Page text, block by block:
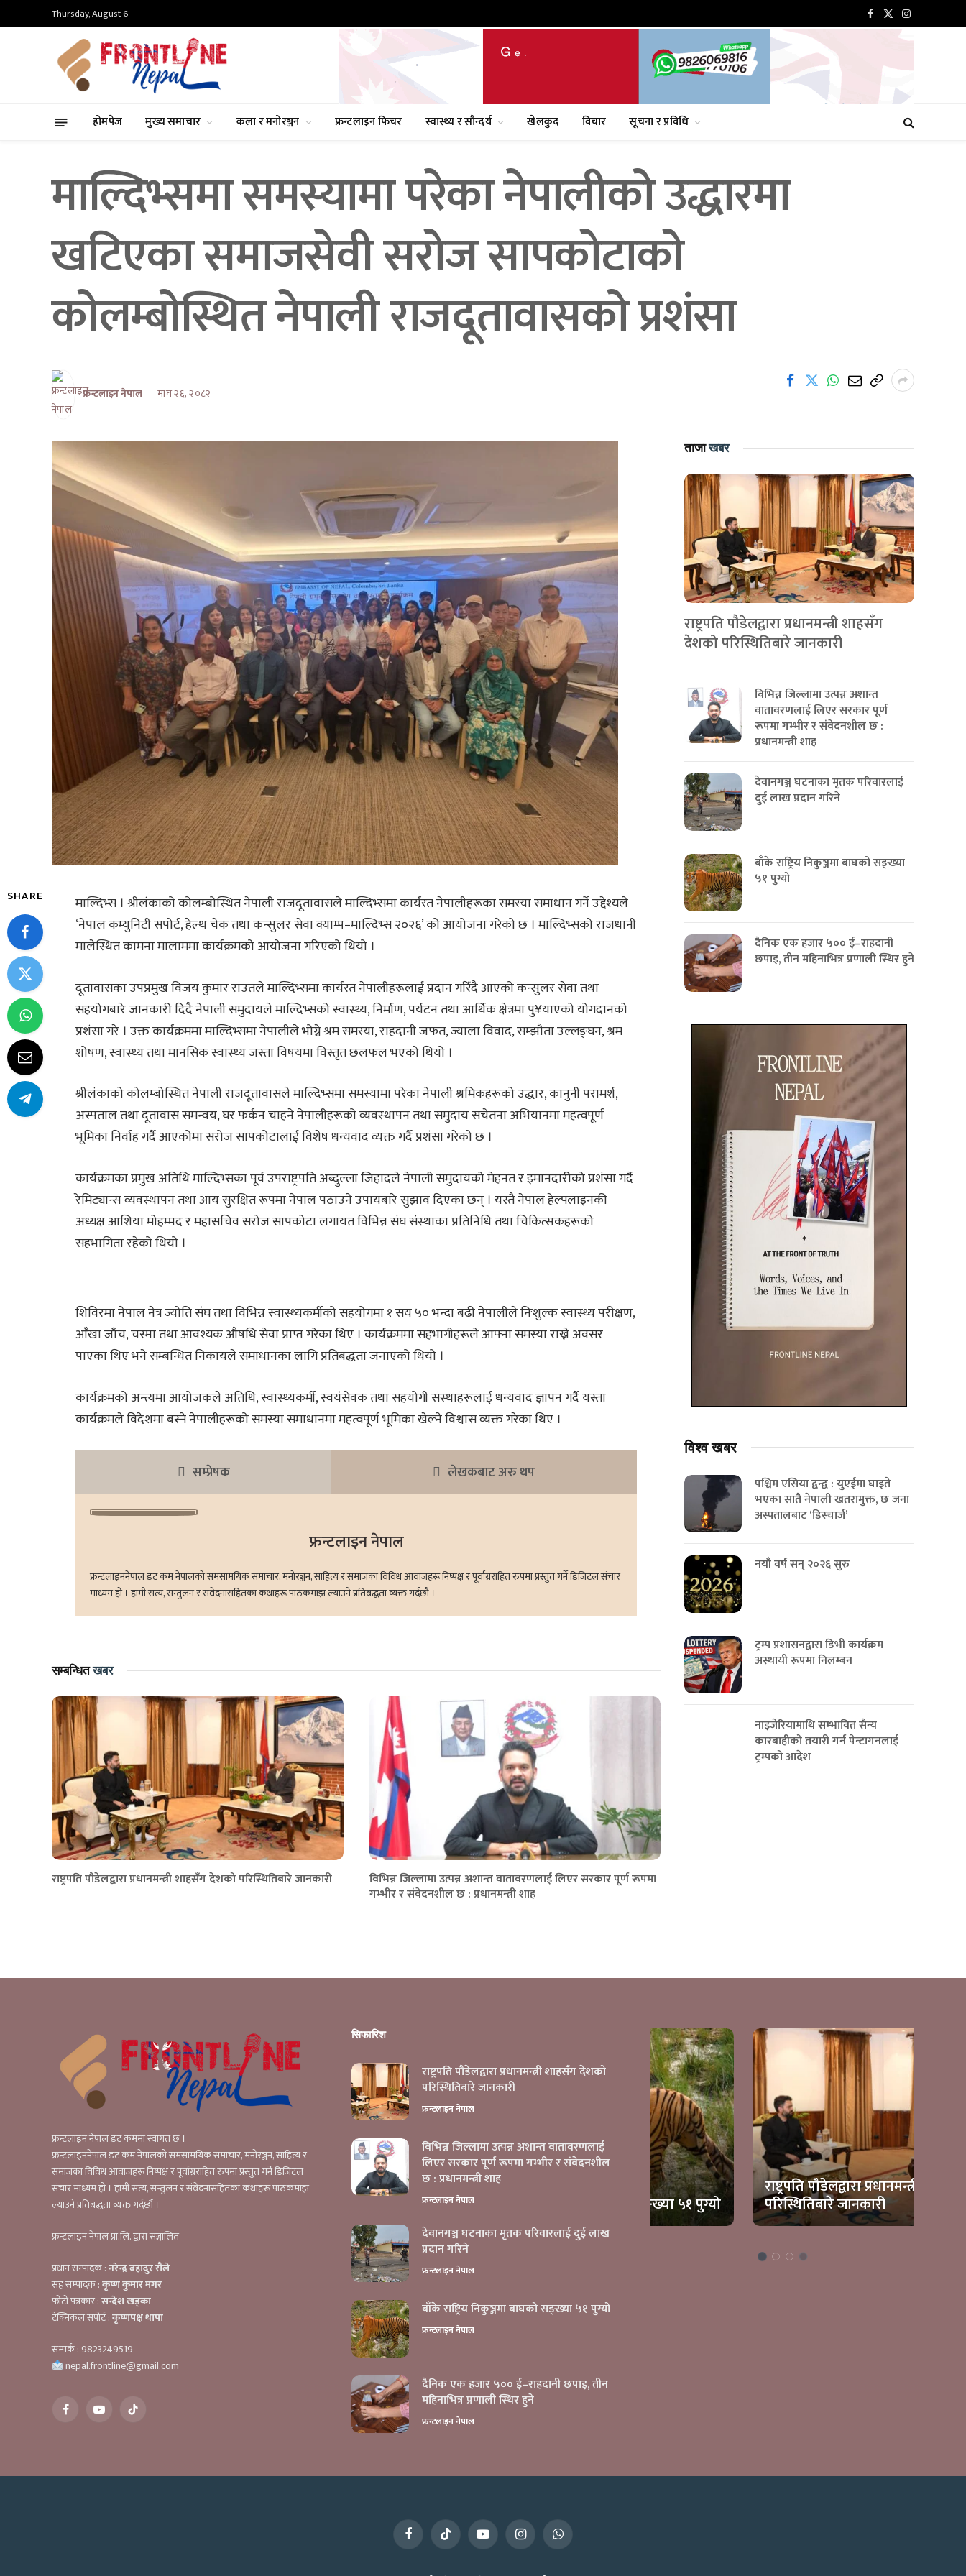
Thursday, August 6 Facebook
X
(Twitter)
Instagram
होमपेज मुख्य समाचार कला र मनोरञ्जन फ्रन्टलाइन फिचर स्वास्थ्य र सौन्दर्य खेलकुद विचार सूचना र प्रविधि
माल्दिभ्समा समस्यामा परेका नेपालीको उद्धारमा
खटिएका समाजसेवी सरोज सापकोटाको
कोलम्बोस्थित नेपाली राजदूतावासको प्रशंसा
फ्रन्टलाइन नेपाल माघ २६, २०८२
SHARE
माल्दिभ्स । श्रीलंकाको कोलम्बोस्थित नेपाली राजदूतावासले माल्दिभ्समा कार्यरत नेपालीहरूका समस्या समाधान गर्ने उद्देश्यले
‘नेपाल कम्युनिटी सपोर्ट, हेल्थ चेक तथा कन्सुलर सेवा क्याम्प–माल्दिभ्स २०२६’ को आयोजना गरेको छ । माल्दिभ्सको राजधानी
मालेस्थित कामना मालाममा कार्यक्रमको आयोजना गरिएको थियो ।
दूतावासका उपप्रमुख विजय कुमार राउतले माल्दिभ्समा कार्यरत नेपालीहरूलाई प्रदान गरिँदै आएको कन्सुलर सेवा तथा
सहयोगबारे जानकारी दिदै नेपाली समुदायले माल्दिभ्सको स्वास्थ्य, निर्माण, पर्यटन तथा आर्थिक क्षेत्रमा पु¥याएको योगदानको
प्रशंसा गरे । उक्त कार्यक्रममा माल्दिभ्समा नेपालीले भोग्ने श्रम समस्या, राहदानी जफत, ज्याला विवाद, सम्झौता उल्लङ्घन, श्रम
शोषण, स्वास्थ्य तथा मानसिक स्वास्थ्य जस्ता विषयमा विस्तृत छलफल भएको थियो ।
श्रीलंकाको कोलम्बोस्थित नेपाली राजदूतावासले माल्दिभ्समा समस्यामा परेका नेपाली श्रमिकहरूको उद्धार, कानुनी परामर्श,
अस्पताल तथा दूतावास समन्वय, घर फर्कन चाहने नेपालीहरूको व्यवस्थापन तथा समुदाय सचेतना अभियानमा महत्वपूर्ण
भूमिका निर्वाह गर्दै आएकोमा सरोज सापकोटालाई विशेष धन्यवाद व्यक्त गर्दै प्रशंसा गरेको छ ।
कार्यक्रमका प्रमुख अतिथि माल्दिभ्सका पूर्व उपराष्ट्रपति अब्दुल्ला जिहादले नेपाली समुदायको मेहनत र इमानदारीको प्रशंसा गर्दै
रेमिट्यान्स व्यवस्थापन तथा आय सुरक्षित रूपमा नेपाल पठाउने उपायबारे सुझाव दिएका छन् । यस्तै नेपाल हेल्पलाइनकी
अध्यक्ष आशिया मोहम्मद र महासचिव सरोज सापकोटा लगायत विभिन्न संघ संस्थाका प्रतिनिधि तथा चिकित्सकहरूको
सहभागिता रहेको थियो ।
शिविरमा नेपाल नेत्र ज्योति संघ तथा विभिन्न स्वास्थ्यकर्मीको सहयोगमा १ सय ५० भन्दा बढी नेपालीले निःशुल्क स्वास्थ्य परीक्षण,
आँखा जाँच, चस्मा तथा आवश्यक औषधि सेवा प्राप्त गरेका थिए । कार्यक्रममा सहभागीहरूले आफ्ना समस्या राख्ने अवसर
पाएका थिए भने सम्बन्धित निकायले समाधानका लागि प्रतिबद्धता जनाएको थियो ।
कार्यक्रमको अन्त्यमा आयोजकले अतिथि, स्वास्थ्यकर्मी, स्वयंसेवक तथा सहयोगी संस्थाहरूलाई धन्यवाद ज्ञापन गर्दै यस्ता
कार्यक्रमले विदेशमा बस्ने नेपालीहरूको समस्या समाधानमा महत्वपूर्ण भूमिका खेल्ने विश्वास व्यक्त गरेका थिए ।
सम्प्रेषक लेखकबाट अरु थप
फ्रन्टलाइन नेपाल
फ्रन्टलाइननेपाल डट कम नेपालको समसामयिक समाचार, मनोरञ्जन, साहित्य र समाजका विविध आवाजहरू निष्पक्ष र पूर्वाग्रराहित रुपमा प्रस्तुत गर्ने डिजिटल संचार
माध्यम हो । हामी सत्य, सन्तुलन र संवेदनासहितका कथाहरू पाठकमाझ ल्याउने प्रतिबद्धता व्यक्त गर्दछौं ।
सम्बन्धितखबर
राष्ट्रपति पौडेलद्वारा प्रधानमन्त्री शाहसँग देशको परिस्थितिबारे जानकारी विभिन्न जिल्लामा उत्पन्न अशान्त वातावरणलाई लिएर सरकार पूर्ण रूपमा
गम्भीर र संवेदनशील छ : प्रधानमन्त्री शाह
ताजाखबर
राष्ट्रपति पौडेलद्वारा प्रधानमन्त्री शाहसँग
देशको परिस्थितिबारे जानकारी
विभिन्न जिल्लामा उत्पन्न अशान्त
वातावरणलाई लिएर सरकार पूर्ण
रूपमा गम्भीर र संवेदनशील छ :
प्रधानमन्त्री शाह
देवानगञ्ज घटनाका मृतक परिवारलाई
दुई लाख प्रदान गरिने
बाँके राष्ट्रिय निकुञ्जमा बाघको सङ्ख्या
५१ पुग्यो
दैनिक एक हजार ५०० ई–राहदानी
छपाइ, तीन महिनाभित्र प्रणाली स्थिर हुने
विश्वखबर
पश्चिम एसिया द्वन्द्व : युएईमा घाइते
भएका सातै नेपाली खतरामुक्त, छ जना
अस्पतालबाट ‘डिस्चार्ज’
नयाँ वर्ष सन् २०२६ सुरु
ट्रम्प प्रशासनद्वारा डिभी कार्यक्रम
अस्थायी रूपमा निलम्बन
नाइजेरियामाथि सम्भावित सैन्य
कारबाहीको तयारी गर्न पेन्टागनलाई
ट्रम्पको आदेश
फ्रन्टलाइन नेपाल डट कममा स्वागत छ ।
फ्रन्टलाइननेपाल डट कम नेपालको समसामयिक समाचार, मनोरञ्जन, साहित्य र
समाजका विविध आवाजहरू निष्पक्ष र पूर्वाग्रराहित रुपमा प्रस्तुत गर्ने डिजिटल
संचार माध्यम हो । हामी सत्य, सन्तुलन र संवेदनासहितका कथाहरू पाठकमाझ
ल्याउने प्रतिबद्धता व्यक्त गर्दछौं ।
फ्रन्टलाइन नेपाल प्रा.लि. द्वारा सञ्चालित
प्रधान सम्पादक :नरेन्द्र बहादुर रौले
सह सम्पादक :कृष्ण कुमार मगर
फोटो पत्रकार :सन्देश खड्का
टेक्निकल सपोर्ट :कृष्णपक्ष थापा
सम्पर्क : 9823249519
nepal.frontline@gmail.com
FacebookYouTubeTikTok
सिफारिश
राष्ट्रपति पौडेलद्वारा प्रधानमन्त्री शाहसँग देशको
परिस्थितिबारे जानकारी
फ्रन्टलाइन नेपाल
विभिन्न जिल्लामा उत्पन्न अशान्त वातावरणलाई
लिएर सरकार पूर्ण रूपमा गम्भीर र संवेदनशील
छ : प्रधानमन्त्री शाह
फ्रन्टलाइन नेपाल
देवानगञ्ज घटनाका मृतक परिवारलाई दुई लाख
प्रदान गरिने
फ्रन्टलाइन नेपाल
बाँके राष्ट्रिय निकुञ्जमा बाघको सङ्ख्या ५१ पुग्यो
फ्रन्टलाइन नेपाल
दैनिक एक हजार ५०० ई–राहदानी छपाइ, तीन
महिनाभित्र प्रणाली स्थिर हुने
फ्रन्टलाइन नेपाल
बाँके राष्ट्रिय निकुञ्जमा बाघको सङ्ख्या ५१ पुग्यो
राष्ट्रपति पौडेलद्वारा प्रधानमन्त्री शाहसँग देशको
परिस्थितिबारे जानकारी
FacebookTikTok YouTubeInstagramWhatsApp